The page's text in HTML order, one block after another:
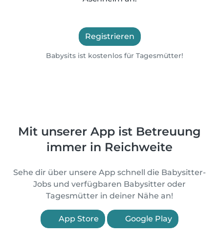
Registrieren
Babysits ist kostenlos für Tagesmütter!
Mit unserer App ist Betreuung
immer in Reichweite
Sehe dir über unsere App schnell die Babysitter-
Jobs und verfügbaren Babysitter oder
Tagesmütter in deiner Nähe an!
App Store Google Play